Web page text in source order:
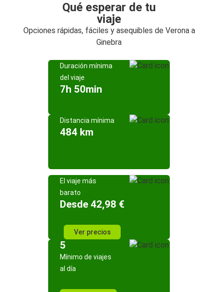
Qué esperar de tu
viaje
Opciones rápidas, fáciles y asequibles de Verona a
Ginebra
Duración mínima
del viaje
7h 50min
Distancia mínima
484 km
El viaje más
barato
Desde 42,98 €
Ver precios
5
Mínimo de viajes
al día